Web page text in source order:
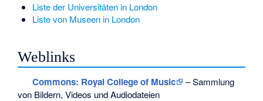
Liste der Universitäten in London
Liste von Museen in London
Weblinks
Commons: Royal College of Music
– Sammlung
von Bildern, Videos und Audiodateien